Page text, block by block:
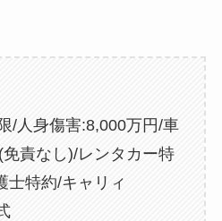
/人身傷害:8,000万円/車
責なし)/レンタカー特
士特約/キャリィ